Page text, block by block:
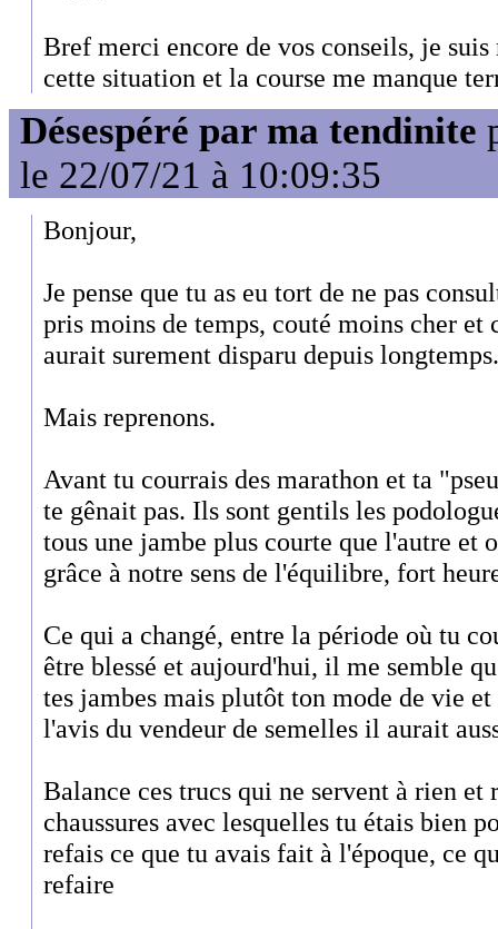
Bref merci encore de vos conseils, je suis
cette situation et la course me manque
Désespéré par ma tendinite
le 22/07/21 à 10:09:35
Bonjour,
Je pense que tu as eu tort de ne pas
pris moins de temps, couté moins cher
aurait surement disparu depuis longtemps.
Mais reprenons.
Avant tu courrais des marathon et ta
te gênait pas. Ils sont gentils les
tous une jambe plus courte que l'autre et
grâce à notre sens de l'équilibre, fort
Ce qui a changé, entre la période où tu
être blessé et aujourd'hui, il me semble
tes jambes mais plutôt ton mode de vie
l'avis du vendeur de semelles il aurait
Balance ces trucs qui ne servent à rien et
chaussures avec lesquelles tu étais bien
refais ce que tu avais fait à l'époque, ce
refaire